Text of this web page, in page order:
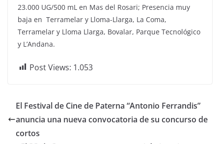
23.000 UG/500 mL en Mas del Rosari; Presencia muy
baja en Terramelar y Lloma-Llarga, La Coma,
Terramelar y Lloma Llarga, Bovalar, Parque Tecnológico
y L’Andana.
Post Views: 1.053
El Festival de Cine de Paterna “Antonio Ferrandis”
anuncia una nueva convocatoria de su concurso de
cortos